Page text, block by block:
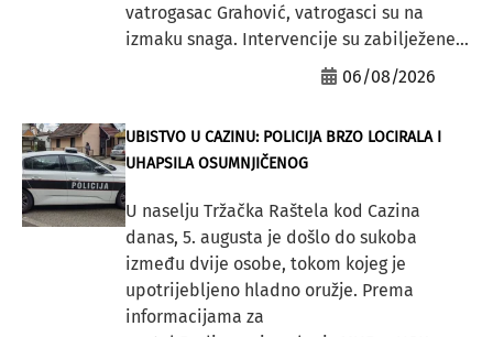
vatrogasac Grahović, vatrogasci su na
izmaku snaga. Intervencije su zabilježene...
06/08/2026
UBISTVO U CAZINU: POLICIJA BRZO LOCIRALA I
UHAPSILA OSUMNJIČENOG
U naselju Tržačka Raštela kod Cazina
danas, 5. augusta je došlo do sukoba
između dvije osobe, tokom kojeg je
upotrijebljeno hladno oružje. Prema
informacijama za